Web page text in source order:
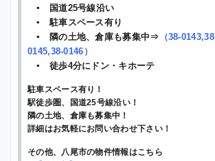
▪ 国道25号線沿い
▪ 駐車スペース有り
▪ 隣の土地、倉庫も募集中⇒ （38-0143,
0145,38-0146 ）
▪ 徒歩4分にドン・キホーテ
駐車スペース有り！
駅徒歩圏、国道25号線沿い！
隣の土地、倉庫も募集中！
詳細はお気軽にお問い合わせ下さい！
その他、八尾市の物件情報はこちら